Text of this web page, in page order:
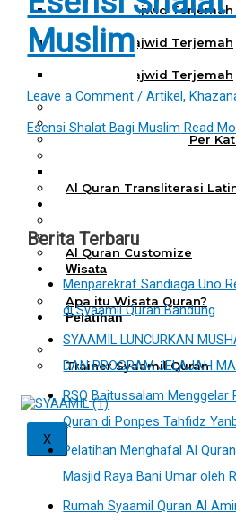
Al Quran Tajwid Terjemah
Bukhara A6
Al Quran Tajwid Terjemah
Bukhara A5
Al Quran Tajwid Terjemah
Bukhara B5
Al Quran Spesial Wanita
Al Quran Spesial Wanita
Al Quran Terjemah Per
Al Quran Transliterasi
Wholesale & Retail
Al Quran Customize
Wisata
Quran
Apa itu Wisata Quran?
Pelatihan
Kequranan
Apa itu Pelatihan Quran?
Trainer Syaamil Quran
X
Muslim
Leave a Comment /Artikel,
Esensi Shalat Bagi Muslim Read
Berita Terbaru
Menparekraf Sandiaga Uno
di Syaamil Quran Bandung
SYAAMIL LUNCURKAN
DAN PROGRAM JELAJAH
RSQ Baitussalam Menggelar
Quran di Ponpes Tahfidz
Pelatihan Menghafal Al
Masjid Raya Bani Umar oleh
Rumah Syaamil Quran Al